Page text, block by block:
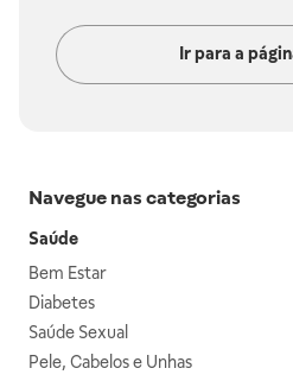
Ir para a
Navegue nas categorias
Saúde
Bem Estar
Diabetes
Saúde Sexual
Pele, Cabelos e Unhas